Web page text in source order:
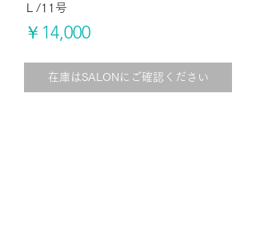
Ｌ/11号
￥14,000価
在庫はSALONにご確認ください